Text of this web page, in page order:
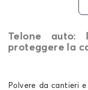
Telo
Telone auto:
proteggere la
Polvere da cantieri